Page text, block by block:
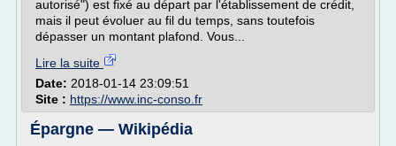
autorisé") est fixé au départ par l'établissement de crédit,
mais il peut évoluer au fil du temps, sans toutefois
dépasser un montant plafond. Vous...
Lire la suite
Date: 2018-01-14 23:09:51
Site : https://www.inc-conso.fr
Épargne — Wikipédia